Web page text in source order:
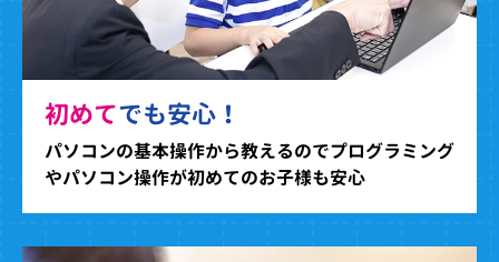
初めてでも安心！
パソコンの基本操作から教えるのでプログラミング
やパソコン操作が初めてのお子様も安心